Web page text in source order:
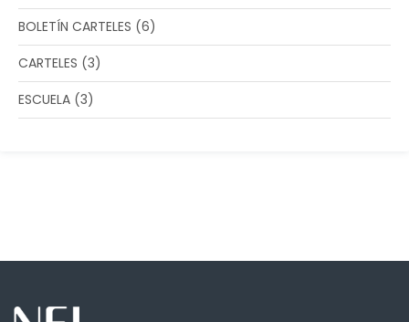
BOLETÍN CARTELES (6)
CARTELES (3)
ESCUELA (3)